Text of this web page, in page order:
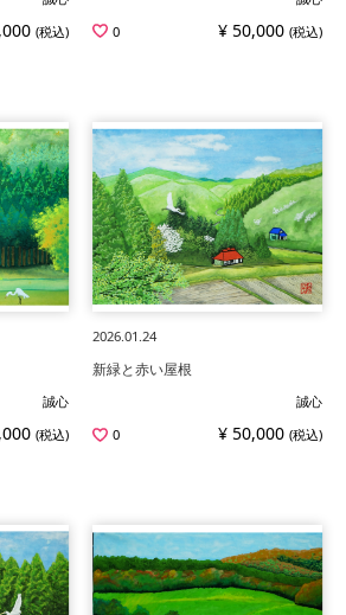
(税込)
0
¥ 50,000 (税込)
誠心
(税込)
2026.01.24
新緑と赤い屋根
誠心
0
¥ 50,000 (税込)